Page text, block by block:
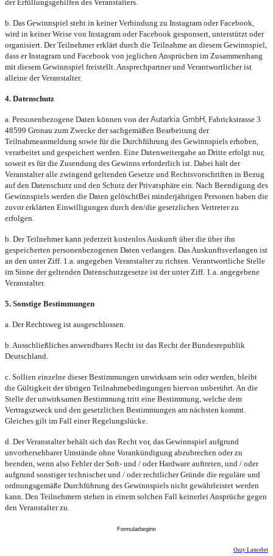
der Erfüllungsgehilfen des Veranstalters.
b. Das Gewinnspiel steht in keiner Verbindung zu Instagram oder Facebook,
wird in keiner Weise von Instagram oder Facebook gesponsert, unterstützt oder
organisiert. Der Teilnehmer erklärt durch die Teilnahme an diesem Gewinnspiel,
dass er Instagram und Facebook von jeglichen Ansprüchen im Zusammenhang
mit diesem Gewinnspiel freistellt. Ansprechpartner und Verantwortlicher ist
alleine der Veranstalter.
4. Datenschutz
a. Personenbezogene Daten können von derAutarkia GmbH, Fabrickstrasse 3
48599 Gronau zum Zwecke der sachgemäßen Bearbeitung der
Teilnahmeanmeldung sowie für die Durchführung des Gewinnspiels erhoben,
verarbeitet und gespeichert werden. Eine Datenweitergabe an Dritte erfolgt nur,
soweit es für die Zusendung des Gewinns erforderlich ist. Dabei hält der
Veranstalter alle zwingend geltenden Gesetze und Rechtsvorschriften in Bezug
auf den Datenschutz und den Schutz der Privatsphäre ein. Nach Beendigung des
Gewinnspiels werden die Daten gelöschtBei minderjährigen Personen haben die
zuvor erklärten Einwilligungen durch den/die gesetzlichen Vertreter zu
erfolgen.
b. Der Teilnehmer kann jederzeit kostenlos Auskunft über die über ihn
gespeicherten personenbezogenen Daten verlangen. Das Auskunftsverlangen ist
an den unter Ziff. 1.a. angegeben Veranstalter zu richten. Verantwortliche Stelle
im Sinne der geltenden Datenschutzgesetze ist der unter Ziff. 1.a. angegebene
Veranstalter.
5. Sonstige Bestimmungen
a. Der Rechtsweg ist ausgeschlossen.
b. Ausschließliches anwendbares Recht ist das Recht der Bundesrepublik
Deutschland.
c. Sollten einzelne dieser Bestimmungen unwirksam sein oder werden, bleibt
die Gültigkeit der übrigen Teilnahmebedingungen hiervon unberührt. An die
Stelle der unwirksamen Bestimmung tritt eine Bestimmung, welche dem
Vertragszweck und den gesetzlichen Bestimmungen am nächsten kommt.
Gleiches gilt im Fall einer Regelungslücke.
d. Der Veranstalter behält sich das Recht vor, das Gewinnspiel aufgrund
unvorhersehbarer Umstände ohne Vorankündigung abzubrechen oder zu
beenden, wenn also Fehler der Soft- und / oder Hardware auftreten, und / oder
aufgrund sonstiger technischer und / oder rechtlicher Gründe die reguläre und
ordnungsgemäße Durchführung des Gewinnspiels nicht gewährleistet werden
kann. Den Teilnehmern stehen in einem solchen Fall keinerlei Ansprüche gegen
den Veranstalter zu.
Formularbeginn
Ozzy Lancelot